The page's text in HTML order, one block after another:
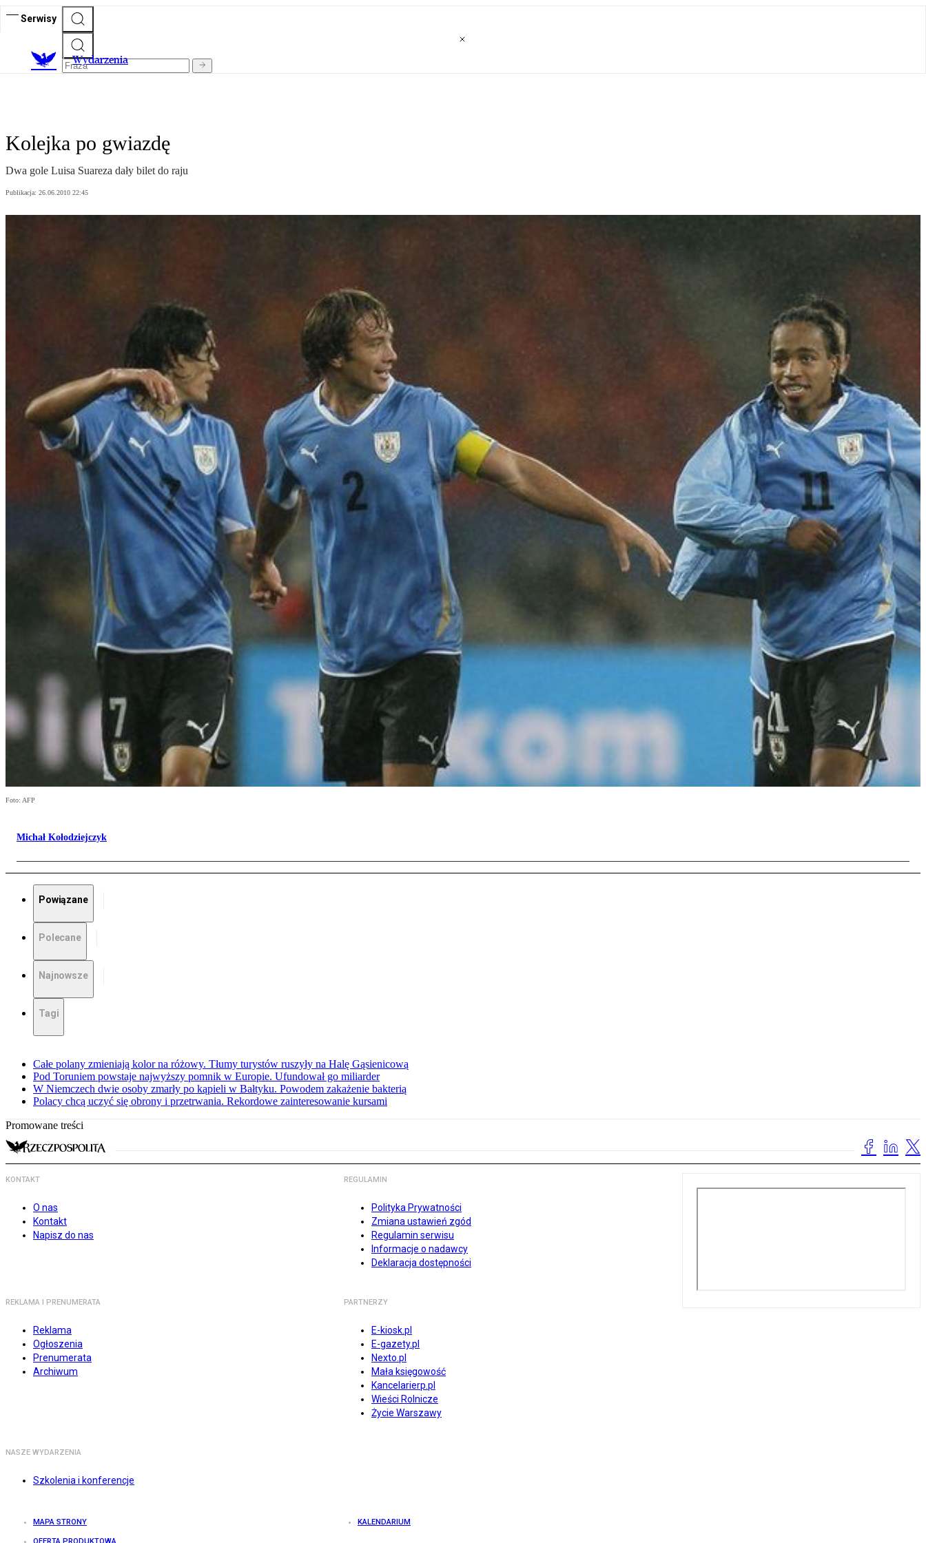
Serwisy
Wydarzenia
Kolejka po gwiazdę
Dwa gole Luisa Suareza dały bilet do raju
Publikacja: 26.06.2010 22:45
Foto: AFP
Michał Kołodziejczyk
Powiązane
Polecane
Najnowsze
Tagi
Całe polany zmieniają kolor na różowy. Tłumy turystów ruszyły na Halę Gąsienicową
Pod Toruniem powstaje najwyższy pomnik w Europie. Ufundował go miliarder
W Niemczech dwie osoby zmarły po kąpieli w Bałtyku. Powodem zakażenie bakterią
Polacy chcą uczyć się obrony i przetrwania. Rekordowe zainteresowanie kursami
Promowane treści
KONTAKT
O nas
Kontakt
Napisz do nas
REGULAMIN
Polityka Prywatności
Zmiana ustawień zgód
Regulamin serwisu
Informacje o nadawcy
Deklaracja dostępności
REKLAMA I PRENUMERATA
Reklama
Ogłoszenia
Prenumerata
Archiwum
PARTNERZY
E-kiosk.pl
E-gazety.pl
Nexto.pl
Mała księgowość
Kancelarierp.pl
Wieści Rolnicze
Życie Warszawy
NASZE WYDARZENIA
Szkolenia i konferencje
MAPA STRONY KALENDARIUM